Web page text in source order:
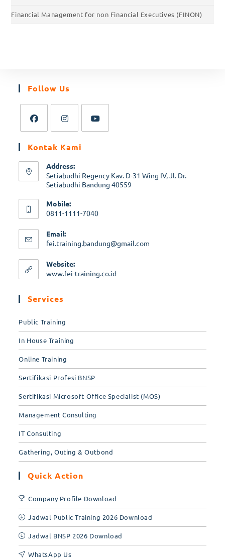
Financial Management for non Financial Executives (FINON)
Follow Us
Kontak Kami
Address:
Setiabudhi Regency Kav. D-31 Wing IV, Jl. Dr.
Setiabudhi Bandung 40559
Mobile:
0811-1111-7040
Email:
fei.training.bandung@gmail.com
Website:
www.fei-training.co.id
Services
Public Training
In House Training
Online Training
Sertifikasi Profesi BNSP
Sertifikasi Microsoft Office Specialist (MOS)
Management Consulting
IT Consulting
Gathering, Outing & Outbond
Quick Action
Company Profile Download
Jadwal Public Training 2026 Download
Jadwal BNSP 2026 Download
WhatsApp Us